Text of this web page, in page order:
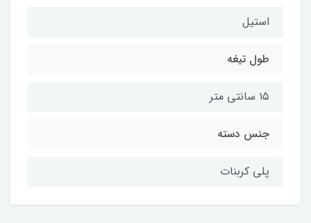
استیل
طول تیغه
۱۵ سانتی متر
جنس دسته
پلی کربنات